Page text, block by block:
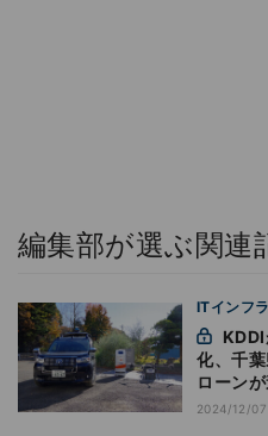
編集部が選ぶ関連
ITインフラ
化、千
ローン
2024/12/07